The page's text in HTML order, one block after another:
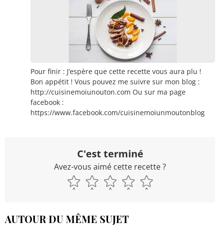
Pour finir : J’espère que cette recette vous aura plu !
Bon appétit ! Vous pouvez me suivre sur mon blog :
http://cuisinemoiunouton.com Ou sur ma page
facebook :
https://www.facebook.com/cuisinemoiunmoutonblog
C'est terminé
Avez-vous aimé cette recette ?
AUTOUR DU MÊME SUJET